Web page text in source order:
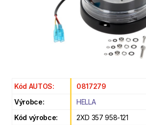
Kód AUTOS:
0817279
Výrobce:
HELLA
Kód výrobce:
2XD 357 958-121